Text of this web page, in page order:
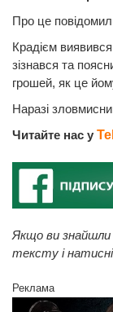
Про це
Крадієм
зізнався та
грошей, як це
Наразі
Читайте нас у
Якщо ви знайшли
тексту і
Реклама